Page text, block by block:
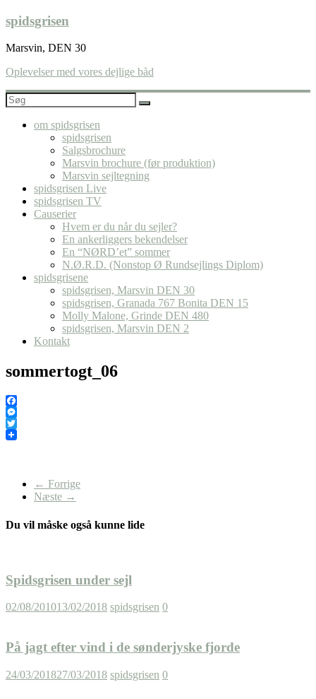
Skip
to
content
spidsgrisen
Marsvin, DEN 30
Oplevelser med vores dejlige båd
om spidsgrisen
spidsgrisen
Salgsbrochure
Marsvin brochure (før produktion)
Marsvin sejltegning
spidsgrisen Live
spidsgrisen TV
Causerier
Hvem er du når du sejler?
En ankerliggers bekendelser
En “NØRD’et” sommer
N.Ø.R.D. (Nonstop Ø Rundsejlings Diplom)
spidsgrisene
spidsgrisen, Marsvin DEN 30
spidsgrisen, Granada 767 Bonita DEN 15
Molly Malone, Grinde DEN 480
spidsgrisen, Marsvin DEN 2
Kontakt
sommertogt_06
Facebook
Messenger
Twitter
← Forrige
Næste →
Du vil måske også kunne lide
Spidsgrisen under sejl
02/08/201013/02/2018 spidsgrisen 0
På jagt efter vind i de sønderjyske fjorde
24/03/201827/03/2018 spidsgrisen 0